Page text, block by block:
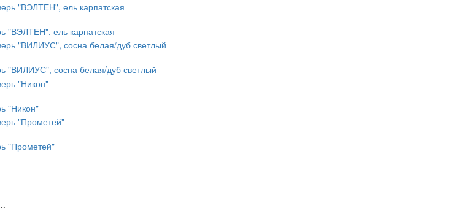
"ВЭЛТЕН", ель карпатская
"ВИЛИУС", сосна белая/дуб светлый
"Никон"
"Прометей"